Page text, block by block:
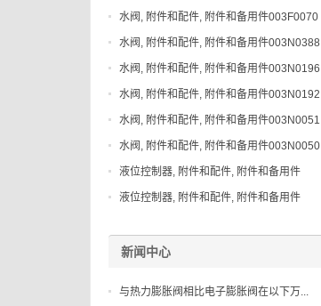
水阀, 附件和配件, 附件和备用件003F0070
水阀, 附件和配件, 附件和备用件003N0388
水阀, 附件和配件, 附件和备用件003N0196
水阀, 附件和配件, 附件和备用件003N0192
水阀, 附件和配件, 附件和备用件003N0051
水阀, 附件和配件, 附件和备用件003N0050
液位控制器, 附件和配件, 附件和备用件
148H3044
液位控制器, 附件和配件, 附件和备用件
新闻中心
与热力膨胀阀相比电子膨胀阀在以下万...